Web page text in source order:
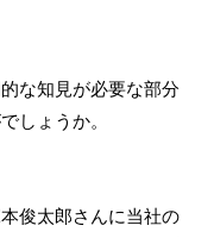
な知見が必要な部分
しょうか。
俊太郎さんに当社の